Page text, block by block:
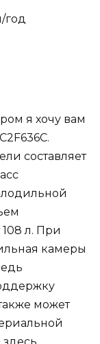
год
я хочу вам
составляет
л. При
камеры
может